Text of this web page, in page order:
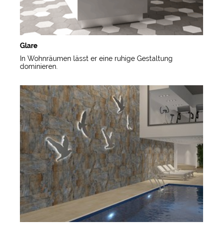
Glare
In Wohnräumen lässt er eine ruhige Gestaltung
dominieren.